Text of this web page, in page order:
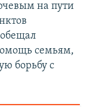
на пути
семьям,
борьбу с